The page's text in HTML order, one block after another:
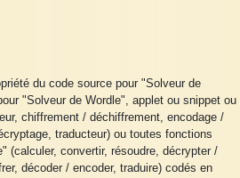
du code source pour "Solveur de
"Solveur de Wordle", applet ou snippet ou
chiffrement / déchiffrement, encodage /
traducteur) ou toutes fonctions
(calculer, convertir, résoudre, décrypter /
décoder / encoder, traduire) codés en